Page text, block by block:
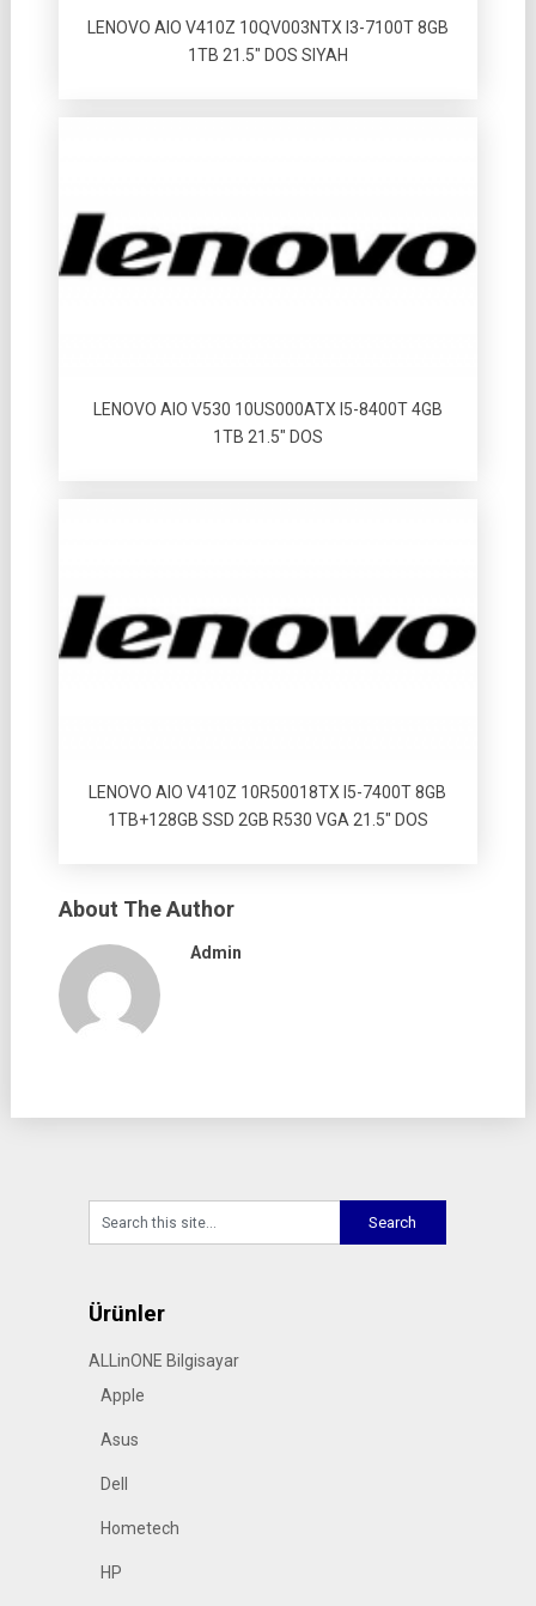
LENOVO AIO V410Z 10QV003NTX I3-7100T 8GB
1TB 21.5″ DOS SIYAH
LENOVO AIO V530 10US000ATX I5-8400T 4GB
1TB 21.5″ DOS
LENOVO AIO V410Z 10R50018TX I5-7400T 8GB
1TB+128GB SSD 2GB R530 VGA 21.5″ DOS
About The Author
Admin
Ürünler
ALLinONE Bilgisayar
Apple
Asus
Dell
Hometech
HP